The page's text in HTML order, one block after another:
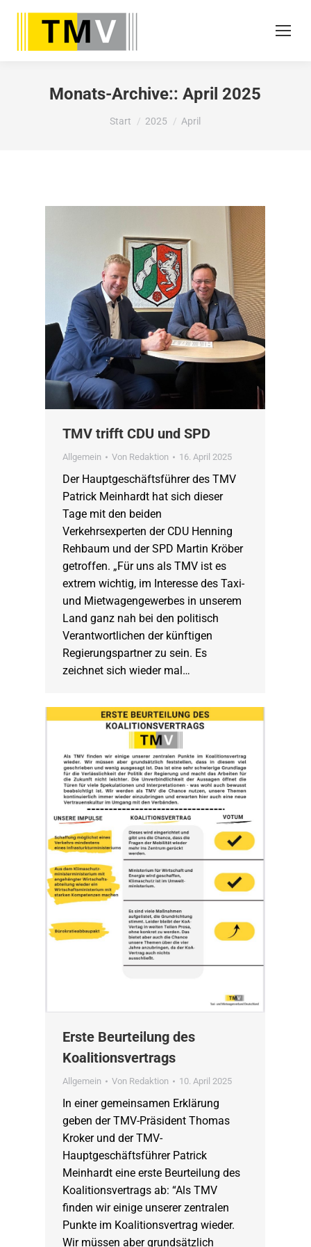
Monats-Archive::April 2025
Sie befinden sich hier:
Start 2025 April
TMV trifft CDU und SPD
Allgemein Von Redaktion 16. April 2025
Der Hauptgeschäftsführer des TMV
Patrick Meinhardt hat sich dieser
Tage mit den beiden
Verkehrsexperten der CDU Henning
Rehbaum und der SPD Martin Kröber
getroffen. „Für uns als TMV ist es
extrem wichtig, im Interesse des Taxi-
und Mietwagengewerbes in unserem
Land ganz nah bei den politisch
Verantwortlichen der künftigen
Regierungspartner zu sein. Es
zeichnet sich wieder mal…
Erste Beurteilung des
Koalitionsvertrags
Allgemein Von Redaktion 10. April 2025
In einer gemeinsamen Erklärung
geben der TMV-Präsident Thomas
Kroker und der TMV-
Hauptgeschäftsführer Patrick
Meinhardt eine erste Beurteilung des
Koalitionsvertrags ab: “Als TMV
finden wir einige unserer zentralen
Punkte im Koalitionsvertrag wieder.
Wir müssen aber grundsätzlich